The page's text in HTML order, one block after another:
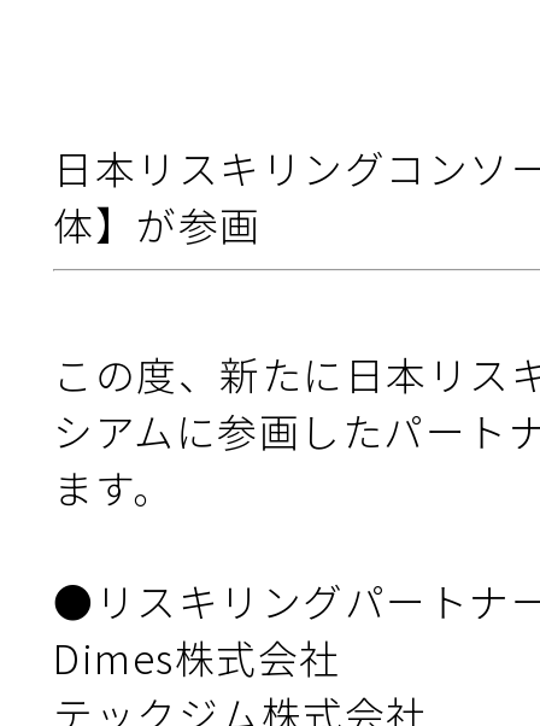
使い方
ニュース＆トピックス
お問合せ
日本リスキリングコンソ
この度、新たに日本リス
シアムに参画したパート
ます。
●リスキリングパートナ
Dimes株式会社
テックジム株式会社